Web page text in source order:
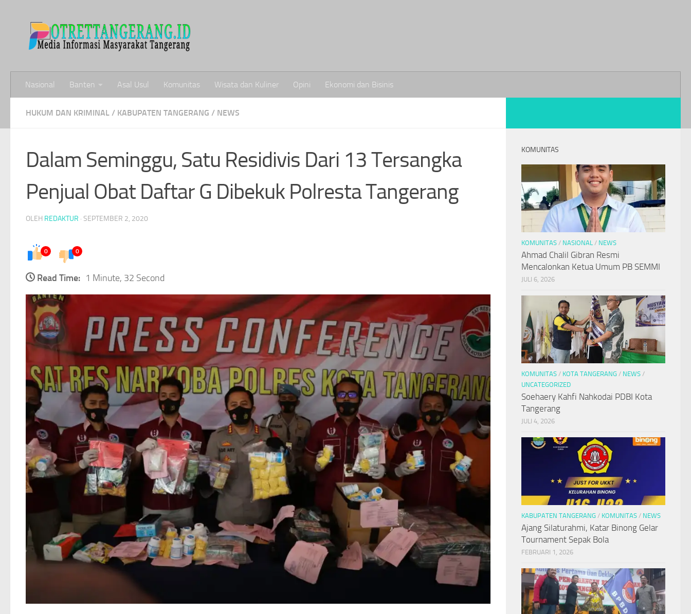
Nasional Banten Asal Usul Komunitas Wisata dan Kuliner Opini Ekonomi dan Bisinis
HUKUM DAN KRIMINAL / KABUPATEN TANGERANG / NEWS
Dalam Seminggu, Satu Residivis Dari 13 Tersangka
Penjual Obat Daftar G Dibekuk Polresta Tangerang
OLEH REDAKTUR · SEPTEMBER 2, 2020
0 0
Read Time: 1 Minute, 32 Second
KOMUNITAS
KOMUNITAS / NASIONAL / NEWS
Ahmad Chalil Gibran Resmi
Mencalonkan Ketua Umum PB SEMMI
JULI 6, 2026
KOMUNITAS / KOTA TANGERANG / NEWS /
UNCATEGORIZED
Soehaery Kahfi Nahkodai PDBI Kota
Tangerang
JULI 4, 2026
KABUPATEN TANGERANG / KOMUNITAS / NEWS
Ajang Silaturahmi, Katar Binong Gelar
Tournament Sepak Bola
FEBRUARI 1, 2026